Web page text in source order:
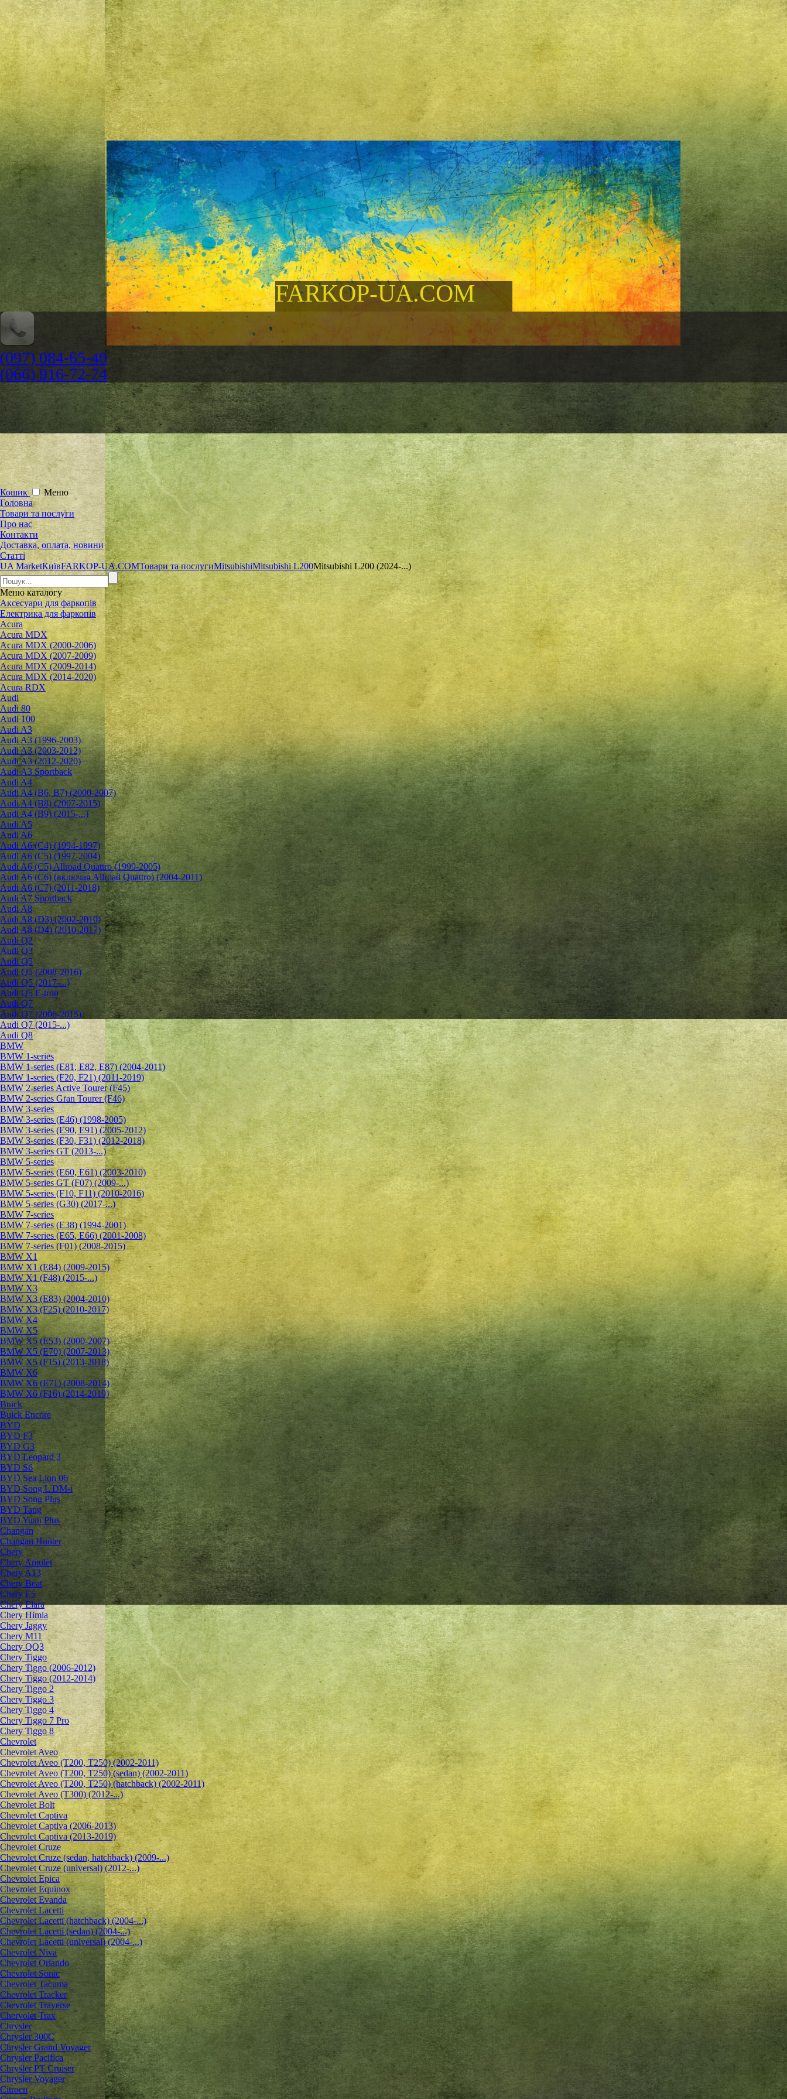
FARKOP-UA.COM
(097) 084-65-40
(066) 916-72-74
Кошик
Меню
Головна
Товари та послуги
Про нас
Контакти
Доставка, оплата, новини
Статті
UA MarketКиївFARKOP-UA.COMТовари та послугиMitsubishiMitsubishi L200Mitsubishi L200 (2024-...)
Менюкаталогу
Аксесуари для фаркопів
Електрика для фаркопів
Acura
Acura MDX
Acura MDX (2000-2006)
Acura MDX (2007-2009)
Acura MDX (2009-2014)
Acura MDX (2014-2020)
Acura RDX
Audi
Audi 80
Audi 100
Audi A3
Audi A3 (1996-2003)
Audi A3 (2003-2012)
Audi A3 (2012-2020)
Audi A3 Sportback
Audi A4
Audi A4 (B6, B7) (2000-2007)
Audi A4 (B8) (2007-2015)
Audi A4 (B9) (2015-...)
Audi A5
Audi A6
Audi A6 (C4) (1994-1997)
Audi A6 (C5) (1997-2004)
Audi A6 (C5) Allroad Quattro (1999-2005)
Audi A6 (C6) (включая Allroad Quattro) (2004-2011)
Audi A6 (C7) (2011-2018)
Audi A7 Sportback
Audi A8
Audi A8 (D3) (2002-2010)
Audi A8 (D4) (2010-2017)
Audi Q2
Audi Q3
Audi Q5
Audi Q5 (2008-2016)
Audi Q5 (2017-...)
Audi Q5 E-tron
Audi Q7
Audi Q7 (2006-2015)
Audi Q7 (2015-...)
Audi Q8
BMW
BMW 1-series
BMW 1-series (E81, E82, E87) (2004-2011)
BMW 1-series (F20, F21) (2011-2019)
BMW 2-series Active Tourer (F45)
BMW 2-series Gran Tourer (F46)
BMW 3-series
BMW 3-series (E46) (1998-2005)
BMW 3-series (E90, E91) (2005-2012)
BMW 3-series (F30, F31) (2012-2018)
BMW 3-series GT (2013-...)
BMW 5-series
BMW 5-series (E60, E61) (2003-2010)
BMW 5-series GT (F07) (2009-...)
BMW 5-series (F10, F11) (2010-2016)
BMW 5-series (G30) (2017-...)
BMW 7-series
BMW 7-series (E38) (1994-2001)
BMW 7-series (E65, E66) (2001-2008)
BMW 7-series (F01) (2008-2015)
BMW X1
BMW X1 (E84) (2009-2015)
BMW X1 (F48) (2015-...)
BMW X3
BMW X3 (E83) (2004-2010)
BMW X3 (F25) (2010-2017)
BMW X4
BMW X5
BMW X5 (E53) (2000-2007)
BMW X5 (E70) (2007-2013)
BMW X5 (F15) (2013-2018)
BMW X6
BMW X6 (E71) (2008-2014)
BMW X6 (F16) (2014-2019)
Buick
Buick Encore
BYD
BYD F3
BYD G3
BYD Leopard 3
BYD S6
BYD Sea Lion 06
BYD Song L DM-i
BYD Song Plus
BYD Tang
BYD Yuan Plus
Changan
Changan Hunter
Chery
Chery Amulet
Chery A13
Chery Beat
Chery E5
Chery Elara
Chery Himla
Chery Jaggy
Chery M11
Chery QQ3
Chery Tiggo
Chery Tiggo (2006-2012)
Chery Tiggo (2012-2014)
Chery Tiggo 2
Chery Tiggo 3
Chery Tiggo 4
Chery Tiggo 7 Pro
Chery Tiggo 8
Chevrolet
Сhevrolet Aveo
Chevrolet Aveo (T200, T250) (2002-2011)
Chevrolet Aveo (T200, T250) (sedan) (2002-2011)
Chevrolet Aveo (T200, T250) (hatchback) (2002-2011)
Chevrolet Aveo (T300) (2012-...)
Chevrolet Bolt
Chevrolet Captiva
Chevrolet Captiva (2006-2013)
Chevrolet Captiva (2013-2019)
Chevrolet Cruze
Chevrolet Cruze (sedan, hatchback) (2009-...)
Chevrolet Cruze (universal) (2012-...)
Chevrolet Epiсa
Chevrolet Equinox
Chevrolet Evanda
Chevrolet Lacetti
Chevrolet Lacetti (hatchback) (2004-...)
Chevrolet Lacetti (sedan) (2004-...)
Chevrolet Lacetti (universal) (2004-...)
Chevrolet Niva
Chevrolet Orlando
Chevrolet Sonic
Chevrolet Tacuma
Chevrolet Tracker
Chevrolet Traverse
Chervolet Trax
Chrysler
Chrysler 300C
Chrysler Grand Voyager
Chrysler Pacifica
Chrysler PT Cruiser
Chrysler Voyager
Citroen